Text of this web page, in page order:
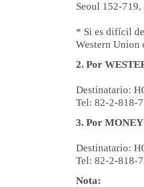
Seoul 152-719,
* Si es difícil
Western Union
2. Por
Destinatario:
Tel: 82-2-818-
3. Por
Destinatario:
Tel: 82-2-818-
Nota: